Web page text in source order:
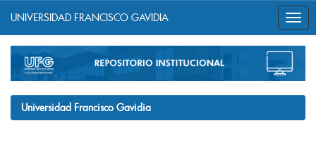
navigation
UNIVERSIDAD FRANCISCO GAVIDIA
Universidad Francisco Gavidia